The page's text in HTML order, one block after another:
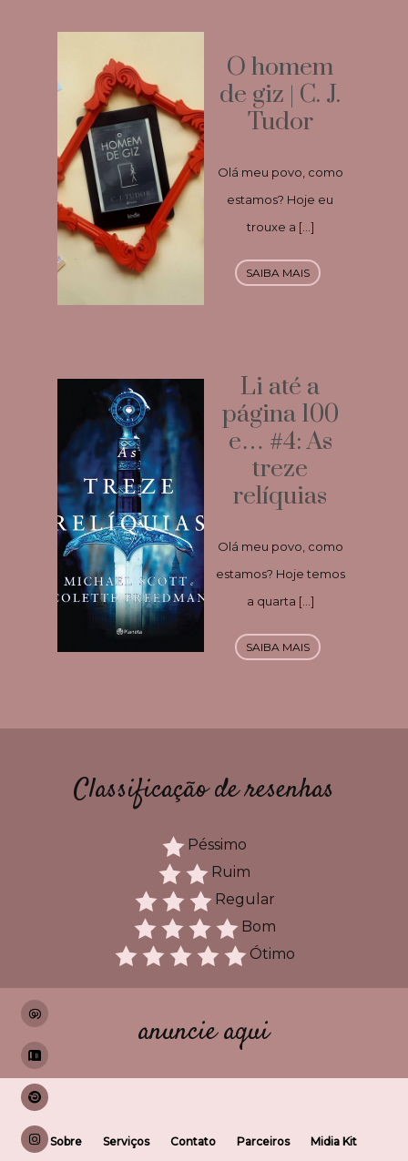
O homem
de giz | C. J.
Tudor
Olá meu povo, como
estamos? Hoje eu
trouxe a […]
SAIBA MAIS
Li até a
página 100
e… #4: As
treze
relíquias
Olá meu povo, como
estamos? Hoje temos
a quarta […]
SAIBA MAIS
Classificação de resenhas
Péssimo
Ruim
Regular
Bom
Ótimo
anuncie aqui
Sobre Serviços Contato Parceiros Midia Kit